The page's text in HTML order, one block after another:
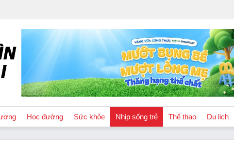
Học đường Sức khỏe Nhịp sống trẻ Thể thao Du lịch